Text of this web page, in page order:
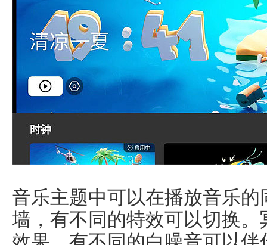
音乐主题中可以在播放音乐
墙，有不同的特效可以切换